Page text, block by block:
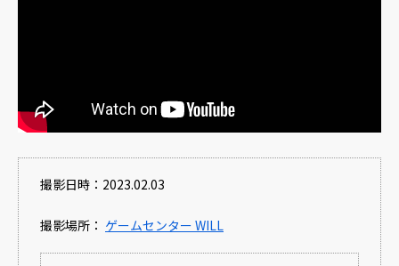
撮影日時：2023.02.03
撮影場所： ゲームセンター WILL